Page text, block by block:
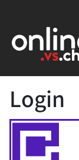
Login